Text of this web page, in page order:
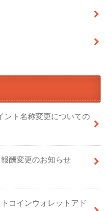
ント名称変更についての
酬変更のお知らせ
コインウォレットアド